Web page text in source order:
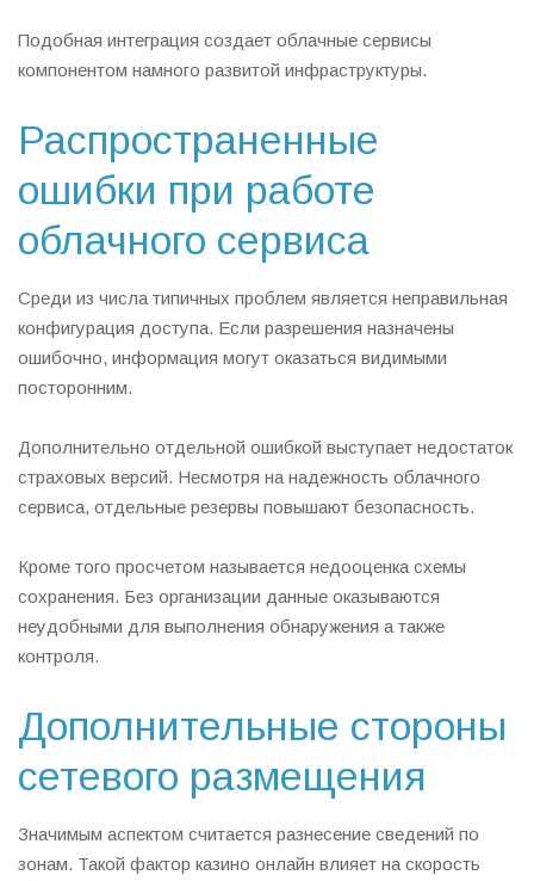
Подобная интеграция создает облачные сервисы
компонентом намного развитой инфраструктуры.
Распространенные
ошибки при работе
облачного сервиса
Среди из числа типичных проблем является неправильная
конфигурация доступа. Если разрешения назначены
ошибочно, информация могут оказаться видимыми
посторонним.
Дополнительно отдельной ошибкой выступает недостаток
страховых версий. Несмотря на надежность облачного
сервиса, отдельные резервы повышают безопасность.
Кроме того просчетом называется недооценка схемы
сохранения. Без организации данные оказываются
неудобными для выполнения обнаружения а также
контроля.
Дополнительные стороны
сетевого размещения
Значимым аспектом считается разнесение сведений по
зонам. Такой фактор казино онлайн влияет на скорость